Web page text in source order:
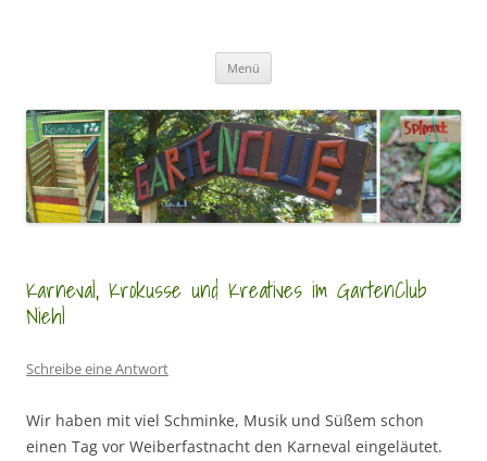
Menü
Karneval, Krokusse und Kreatives im GartenClub
Niehl
Schreibe eine Antwort
Wir haben mit viel Schminke, Musik und Süßem schon
einen Tag vor Weiberfastnacht den Karneval eingeläutet.